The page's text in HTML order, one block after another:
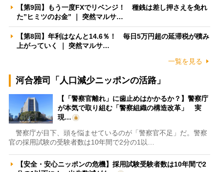
【第9回】もう一度FXでリベンジ！ 種銭は差し押さえを免れ
た”ヒミツのお金” ｜ 突然マルサ…
【第8回】年利はなんと14.6％！ 毎日5万円超の延滞税が積み
上がっていく ｜ 突然マルサ…
一覧を見る
河合雅司「人口減少ニッポンの活路」
【「警察官離れ」に歯止めはかかるか？】警察庁
が本気で取り組む「警察組織の構造改革」 実
現…
警察庁が目下、頭を悩ませているのが「警察官不足」だ。警察
官の採用試験の受験者数は10年間で2分の1以…
【安全・安心ニッポンの危機】採用試験受験者数は10年間で2